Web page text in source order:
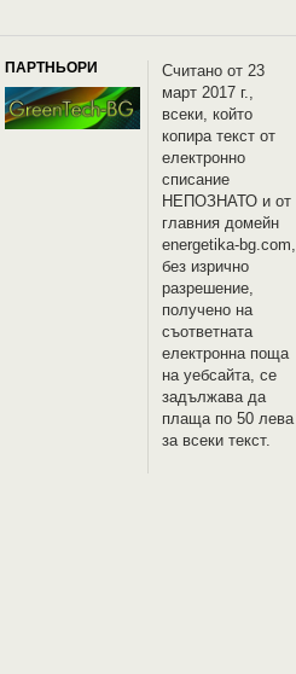
ПАРТНЬОРИ
Считано от 23
март 2017 г.,
всеки, който
копира текст от
електронно
списание
НЕПОЗНАТО и oт
главния домейн
energetika-bg.com,
без изрично
разрешение,
получено на
съответната
електронна поща
на уебсайта, се
задължава да
плаща по 50 лева
за всеки текст.